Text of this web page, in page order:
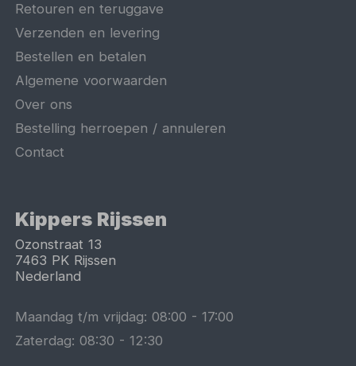
Retouren en teruggave
Verzenden en levering
Bestellen en betalen
Algemene voorwaarden
Over ons
Bestelling herroepen / annuleren
Contact
Kippers Rijssen
Ozonstraat 13
7463 PK Rijssen
Nederland
Maandag t/m vrijdag:08:00 -17:00
Zaterdag:08:30 -12:30